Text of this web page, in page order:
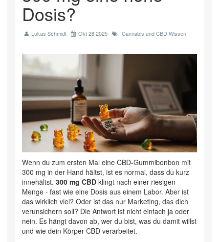
Dosis?
Lukas Schmidt Okt 28 2025 Cannabis und CBD Wissen
Wenn du zum ersten Mal eine CBD-Gummibonbon mit
300 mg in der Hand hältst, ist es normal, dass du kurz
innehältst. 300 mg CBD klingt nach einer riesigen
Menge - fast wie eine Dosis aus einem Labor. Aber ist
das wirklich viel? Oder ist das nur Marketing, das dich
verunsichern soll? Die Antwort ist nicht einfach ja oder
nein. Es hängt davon ab, wer du bist, was du damit willst
und wie dein Körper CBD verarbeitet.